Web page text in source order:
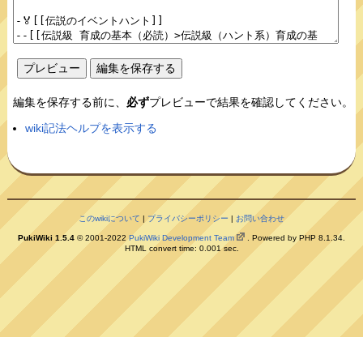
編集を保存する前に、 必ずプレビューで結果を確認してください。
wiki記法ヘルプを表示する
このwikiについて | プライバシーポリシー | お問い合わせ
PukiWiki 1.5.4 © 2001-2022PukiWiki Development Team
. Powered by PHP 8.1.34.
HTML convert time: 0.001 sec.